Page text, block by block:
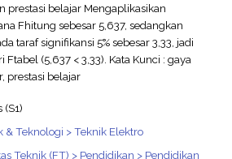
prestasi belajar Mengaplikasikan
Fhitung sebesar 5,637, sedangkan
taraf signifikansi 5% sebesar 3,33, jadi
(5,637 < 3,33). Kata Kunci : gaya
prestasi belajar
(S1)
& Teknologi > Teknik Elektro
Teknik (FT) > Pendidikan > Pendidikan